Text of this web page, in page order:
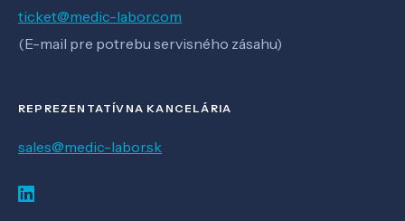
ticket@medic-labor.com
(E-mail pre potrebu servisného zásahu)
REPREZENTATÍVNA KANCELÁRIA
sales@medic-labor.sk